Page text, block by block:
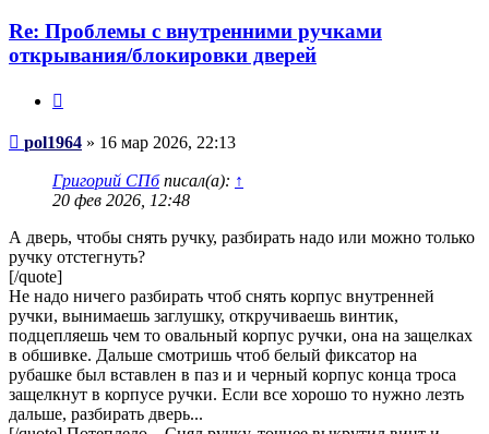
Re: Проблемы с внутренними ручками
открывания/блокировки дверей
Сообщение
pol1964 » 16 мар 2026, 22:13
Григорий СПбписал(а): ↑
20 фев 2026, 12:48
А дверь, чтобы снять ручку, разбирать надо или можно только
ручку отстегнуть?
[/quote]
Не надо ничего разбирать чтоб снять корпус внутренней
ручки, вынимаешь заглушку, откручиваешь винтик,
подцепляешь чем то овальный корпус ручки, она на защелках
в обшивке. Дальше смотришь чтоб белый фиксатор на
рубашке был вставлен в паз и и черный корпус конца троса
защелкнут в корпусе ручки. Если все хорошо то нужно лезть
дальше, разбирать дверь...